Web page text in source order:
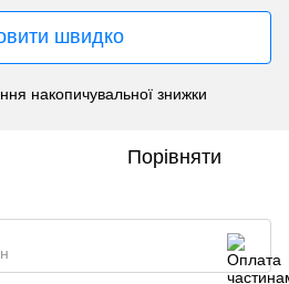
швидко
накопичувальної знижки
Порівняти